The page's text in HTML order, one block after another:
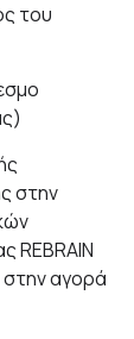
του
στην
REBRAIN
στην αγορά